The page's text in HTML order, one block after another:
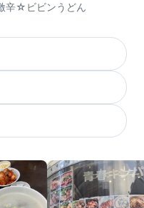
辛☆ビビンうどん